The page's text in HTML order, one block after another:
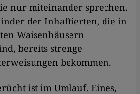
nur miteinander sprechen.
der Inhaftierten, die in
Waisenhäusern
bereits strenge
bekommen.
ist im Umlauf. Eines,